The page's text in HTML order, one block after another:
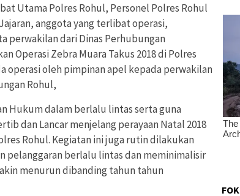
Utama Polres Rohul, Personel Polres Rohul
anggota yang terlibat operasi,
perwakilan dari Dinas Perhubungan
Operasi Zebra Muara Takus 2018 di Polres
operasi oleh pimpinan apel kepada perwakilan
Rohul,
Hukum dalam berlalu lintas serta guna
dan Lancar menjelang perayaan Natal 2018
Rohul. Kegiatan ini juga rutin dilakukan
pelanggaran berlalu lintas dan meminimalisir
menurun dibanding tahun tahun